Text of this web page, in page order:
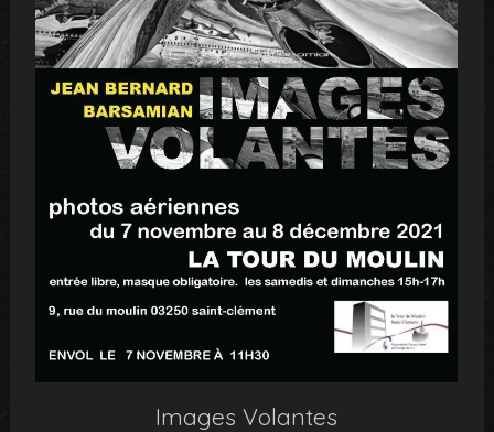
Images Volantes